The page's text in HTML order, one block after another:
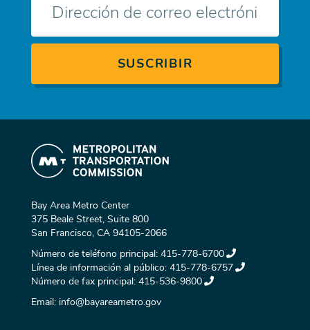
electrónico
Bay Area Metro Center
375 Beale Street, Suite 800
San Francisco, CA 94105-2066
Número de teléfono principal: 415-778-6700
Línea de información al público: 415-778-6757
Número de fax principal: 415-536-9800
Email: info@bayareametro.gov